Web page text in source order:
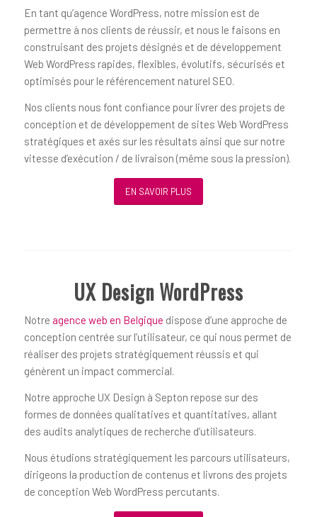
En tant qu’agence WordPress, notre mission est de
permettre à nos clients de réussir, et nous le faisons en
construisant des projets désignés et de développement
Web WordPress rapides, flexibles, évolutifs, sécurisés et
optimisés pour le référencement naturel SEO.
Nos clients nous font confiance pour livrer des projets de
conception et de développement de sites Web WordPress
stratégiques et axés sur les résultats ainsi que sur notre
vitesse d’exécution / de livraison (même sous la pression).
EN SAVOIR PLUS
UX Design WordPress
Notre agence web en Belgique dispose d’une approche de
conception centrée sur l’utilisateur, ce qui nous permet de
réaliser des projets stratégiquement réussis et qui
génèrent un impact commercial.
Notre approche UX Design à Septon repose sur des
formes de données qualitatives et quantitatives, allant
des audits analytiques de recherche d’utilisateurs.
Nous étudions stratégiquement les parcours utilisateurs,
dirigeons la production de contenus et livrons des projets
de conception Web WordPress percutants.